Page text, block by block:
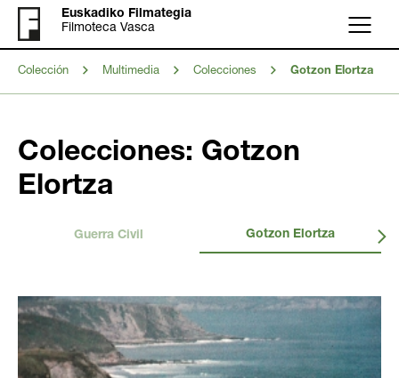
Euskadiko Filmategia
Filmoteca Vasca
Menú
Colección Multimedia Colecciones Gotzon Elortza
Colecciones: Gotzon
Elortza
Guerra Civil Gotzon Elortza